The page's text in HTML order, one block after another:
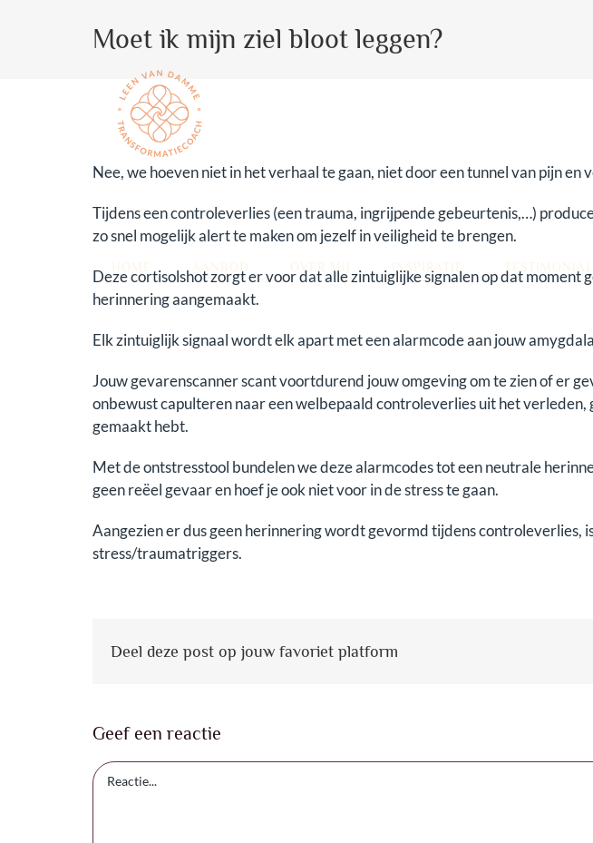
HOME AANBOD OVER MIJ INSPIRATIE
Moet ik mijn ziel bloot leggen?
Nee, we hoeven niet in het verhaal te gaan, niet door een tunnel van pijn en
Tijdens een controleverlies (een trauma, ingrijpende gebeurtenis,…)
zo snel mogelijk alert te maken om jezelf in veiligheid te brengen.
Deze cortisolshot zorgt er voor dat alle zintuiglijke signalen op dat
herinnering aangemaakt.
Elk zintuiglijk signaal wordt elk apart met een alarmcode aan jouw
Jouw gevarenscanner scant voortdurend jouw omgeving om te zien of er
onbewust capulteren naar een welbepaald controleverlies uit het
gemaakt hebt.
Met de ontstresstool bundelen we deze alarmcodes tot een neutrale
geen reëel gevaar en hoef je ook niet voor in de stress te gaan.
Aangezien er dus geen herinnering wordt gevormd tijdens controleverlies,
stress/traumatriggers.
Deel deze post op jouw favoriet platform
Geef een reactie
Reactie